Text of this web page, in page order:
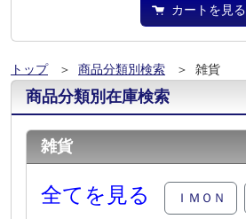
カートを見る
トップ ＞ 商品分類別検索 ＞ 雑貨
商品分類別在庫検索
雑貨
全てを見る ＩＭＯＮ